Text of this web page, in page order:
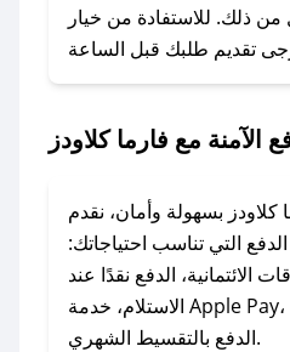
### كيفية استخدام كود خصم فارما كلاودز؟
1. انسخ كود الخصم من تطبيق صحصح.
2. الصقه في خانة الدفع عند التسوق من فارما
مع فريق دعم صحصح عبر
أو البريد الإلكتروني،
في أسرع وقت ممكن.
### ماذا أفعل إذا لم أجد كود خصم لمتجري
من ذلك. للاستفادة من خيار
الآمنة مع فارما كلاودز
كلاودز بسهولة وأمان، نقدم
التي تناسب احتياجاتك:
الائتمانية، الدفع نقدًا عند
الاستلام، خدمة Apple Pay، بالإضافة إلى إمكانية
الدفع بالتقسيط الشهري.